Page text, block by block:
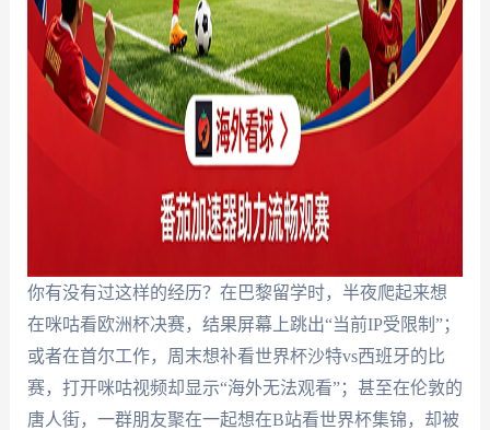
你有没有过这样的经历？在巴黎留学时，半夜爬起来想
在咪咕看欧洲杯决赛，结果屏幕上跳出“当前IP受限制”；
或者在首尔工作，周末想补看世界杯沙特vs西班牙的比
赛，打开咪咕视频却显示“海外无法观看”；甚至在伦敦的
唐人街，一群朋友聚在一起想在B站看世界杯集锦，却被